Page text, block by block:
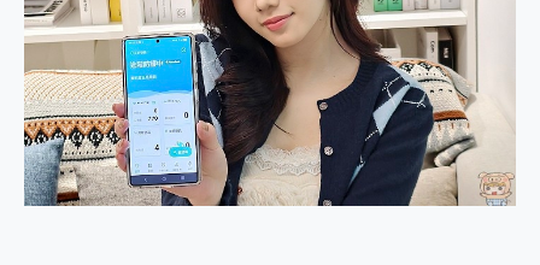
小朋友才做選擇 投影機 RGB藍牙音響 氛圍情境燈 我通通都要！ Starfish 2 幻彩膠囊投影機｜結合「 智慧投影 & 煥彩流動 」的沈浸式生活新體驗
外型超吸晴~ 給您絕佳操控體驗 GravaStar Mercury K1 系列 異星機械鍵盤與 Mercury X 系列 輕量無線電競滑鼠 開箱 評測
DJI Osmo Pocket 3 爽爽帶回家 歡慶 EaseUS 21 週年到來，「Slogan 海報徵稿活動」好康大放送
小巧好吸不擋鏡頭 有Qi2認證的 ONPRO MagReact MXs2 5000mAh薄型磁吸無線急速行動電源 開箱 評測
會走動的冷暖氣 SONY REON POCKET PRO 穿戴式智慧冷暖調溫裝置 開箱 評測
寶可夢飛人外掛iToolab AnyGo全新升級，GO Fest 五折優惠嗨翻天！支援 iOS/Android！